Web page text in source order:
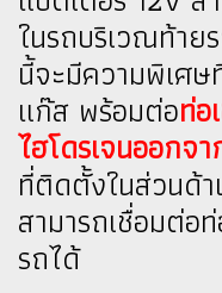
ในรถบริเวณท้าย
นี้จะมีความพิเศ
แก๊ส พร้อมต่อท่อ
ไฮโดรเจนออกจ
ที่ติดตั้งในส่วนด้
สามารถเชื่อมต่อ
รถได้